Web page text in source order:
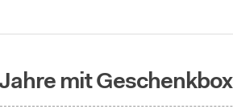
mit Geschenkbox